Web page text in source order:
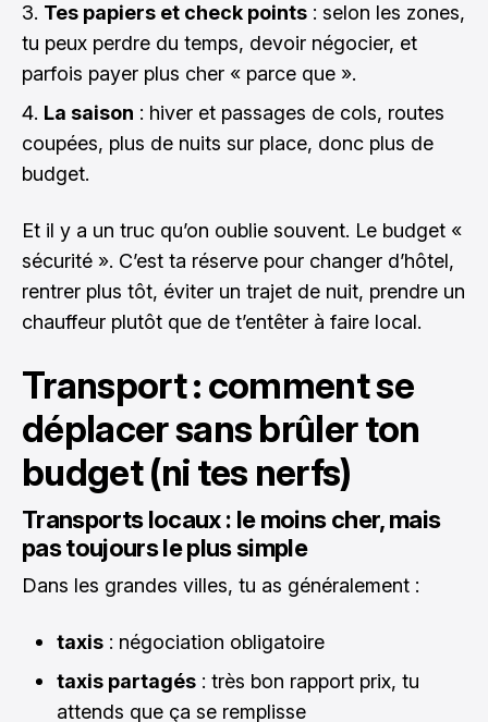
Tes papiers et check points : selon les zones,
tu peux perdre du temps, devoir négocier, et
parfois payer plus cher « parce que ».
La saison : hiver et passages de cols, routes
coupées, plus de nuits sur place, donc plus de
budget.
Et il y a un truc qu’on oublie souvent. Le budget «
sécurité ». C’est ta réserve pour changer d’hôtel,
rentrer plus tôt, éviter un trajet de nuit, prendre un
chauffeur plutôt que de t’entêter à faire local.
Transport : comment se
déplacer sans brûler ton
budget (ni tes nerfs)
Transports locaux : le moins cher, mais
pas toujours le plus simple
Dans les grandes villes, tu as généralement :
taxis : négociation obligatoire
taxis partagés : très bon rapport prix, tu
attends que ça se remplisse